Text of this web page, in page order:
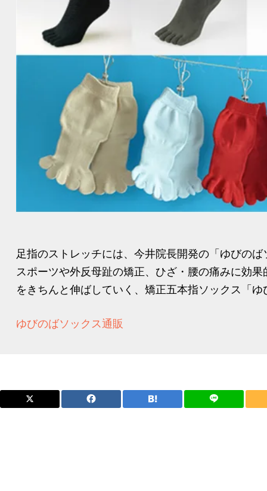
足指のストレッチには、今井院長開発の「ゆびの
スポーツや外反母趾の矯正、ひざ・腰の痛みに効
をきちんと伸ばしていく、矯正五本指ソックス「
ゆびのばソックス通販